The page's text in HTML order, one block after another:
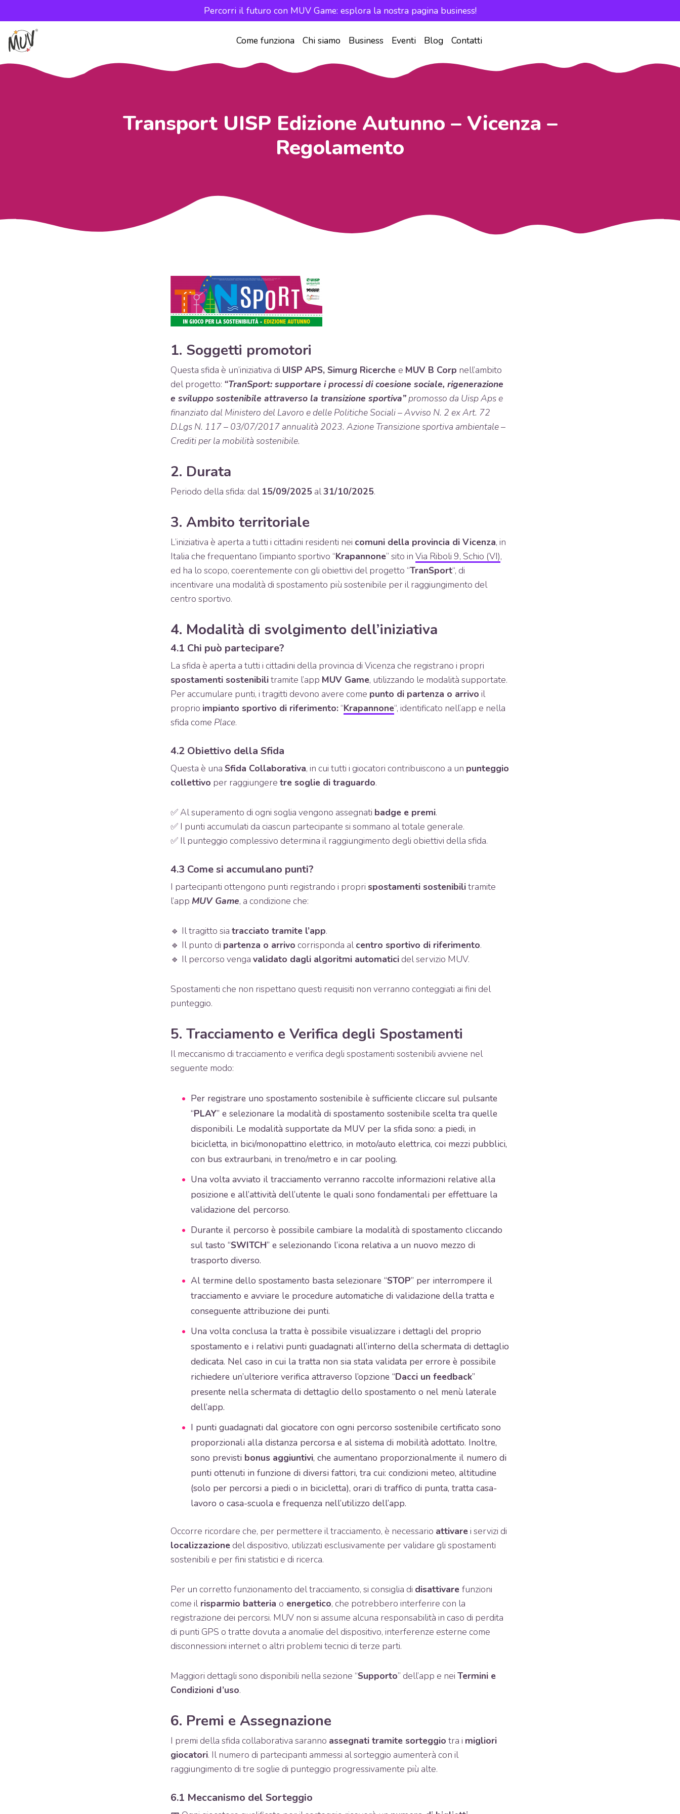
Percorri il futuro con MUV Game: esplora la nostra pagina business!
Come funziona Chi siamo Business Eventi Blog Contatti
Transport UISP Edizione Autunno – Vicenza –
Regolamento
1. Soggetti promotori
Questa sfida è un’iniziativa di UISP APS, Simurg Ricerche e MUV B Corp nell’ambito
del progetto: “TranSport: supportare i processi di coesione sociale, rigenerazione
e sviluppo sostenibile attraverso la transizione sportiva”promosso da Uisp Aps e
finanziato dal Ministero del Lavoro e delle Politiche Sociali – Avviso N. 2 ex Art. 72
D.Lgs N. 117 – 03/07/2017 annualità 2023. Azione Transizione sportiva ambientale –
Crediti per la mobilità sostenibile.
2. Durata
Periodo della sfida: dal 15/09/2025 al31/10/2025.
3. Ambito territoriale
L’iniziativa è aperta a tutti i cittadini residenti nei comuni della provincia di Vicenza, in
Italia che frequentano l’impianto sportivo “Krapannone” sito in Via Riboli 9, Schio (VI),
ed ha lo scopo, coerentemente con gli obiettivi del progetto “TranSport“, di
incentivare una modalità di spostamento più sostenibile per il raggiungimento del
centro sportivo.
4. Modalità di svolgimento dell’iniziativa
4.1 Chi può partecipare?
La sfida è aperta a tutti i cittadini della provincia di Vicenza che registrano i propri
spostamenti sostenibilitramite l’app MUV Game, utilizzando le modalità supportate.
Per accumulare punti, i tragitti devono avere come punto di partenza o arrivo il
proprio impianto sportivo di riferimento:“Krapannone“, identificato nell’app e nella
sfida come Place.
4.2 Obiettivo della Sfida
Questa è una Sfida Collaborativa, in cui tutti i giocatori contribuiscono a un punteggio
collettivo per raggiungere tre soglie di traguardo.
✅ Al superamento di ogni soglia vengono assegnati badge e premi.
✅ I punti accumulati da ciascun partecipante si sommano al totale generale.
✅ Il punteggio complessivo determina il raggiungimento degli obiettivi della sfida.
4.3 Come si accumulano punti?
I partecipanti ottengono punti registrando i propri spostamenti sostenibilitramite
l’app MUV Game, a condizione che:
🔹 Il tragitto sia tracciato tramite l’app.
🔹 Il punto di partenza o arrivo corrisponda alcentro sportivo di riferimento.
🔹 Il percorso venga validato dagli algoritmi automatici del servizio MUV.
Spostamenti che non rispettano questi requisiti non verranno conteggiati ai fini del
punteggio.
5. Tracciamento e Verifica degli Spostamenti
Il meccanismo di tracciamento e verifica degli spostamenti sostenibili avviene nel
seguente modo:
Per registrare uno spostamento sostenibile è sufficiente cliccare sul pulsante
“PLAY” e selezionare la modalità di spostamento sostenibile scelta tra quelle
disponibili. Le modalità supportate da MUV per la sfida sono: a piedi, in
bicicletta, in bici/monopattino elettrico, in moto/auto elettrica, coi mezzi pubblici,
con bus extraurbani, in treno/metro e in car pooling.
Una volta avviato il tracciamento verranno raccolte informazioni relative alla
posizione e all’attività dell’utente le quali sono fondamentali per effettuare la
validazione del percorso.
Durante il percorso è possibile cambiare la modalità di spostamento cliccando
sul tasto “SWITCH” e selezionando l’icona relativa a un nuovo mezzo di
trasporto diverso.
Al termine dello spostamento basta selezionare “STOP” per interrompere il
tracciamento e avviare le procedure automatiche di validazione della tratta e
conseguente attribuzione dei punti.
Una volta conclusa la tratta è possibile visualizzare i dettagli del proprio
spostamento e i relativi punti guadagnati all’interno della schermata di dettaglio
dedicata. Nel caso in cui la tratta non sia stata validata per errore è possibile
richiedere un’ulteriore verifica attraverso l’opzione “Dacci un feedback”
presente nella schermata di dettaglio dello spostamento o nel menù laterale
dell’app.
I punti guadagnati dal giocatore con ogni percorso sostenibile certificato sono
proporzionali alla distanza percorsa e al sistema di mobilità adottato. Inoltre,
sono previsti bonus aggiuntivi, che aumentano proporzionalmente il numero di
punti ottenuti in funzione di diversi fattori, tra cui: condizioni meteo, altitudine
(solo per percorsi a piedi o in bicicletta), orari di traffico di punta, tratta casa-
lavoro o casa-scuola e frequenza nell’utilizzo dell’app.
Occorre ricordare che, per permettere il tracciamento, è necessario attivarei servizi di
localizzazione del dispositivo, utilizzati esclusivamente per validare gli spostamenti
sostenibili e per fini statistici e di ricerca.
Per un corretto funzionamento del tracciamento, si consiglia di disattivare funzioni
come ilrisparmio batteria o energetico, che potrebbero interferire con la
registrazione dei percorsi. MUV non si assume alcuna responsabilità in caso di perdita
di punti GPS o tratte dovuta a anomalie del dispositivo, interferenze esterne come
disconnessioni internet o altri problemi tecnici di terze parti.
Maggiori dettagli sono disponibili nella sezione “Supporto” dell’app e nei Termini e
Condizioni d’uso.
6. Premi e Assegnazione
I premi della sfida collaborativa saranno assegnati tramite sorteggio tra i migliori
giocatori. Il numero di partecipanti ammessi al sorteggio aumenterà con il
raggiungimento di tre soglie di punteggio progressivamente più alte.
6.1 Meccanismo del Sorteggio